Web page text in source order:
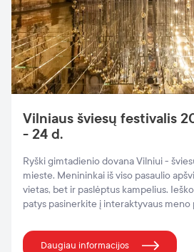
Vilniaus šviesų festivalis
- 24 d.
Ryški gimtadienio dovana Vilniui -
mieste. Menininkai iš viso pasaulio
vietas, bet ir paslėptus kampelius.
patys pasinerkite į interaktyvaus meno
Daugiau informacijos